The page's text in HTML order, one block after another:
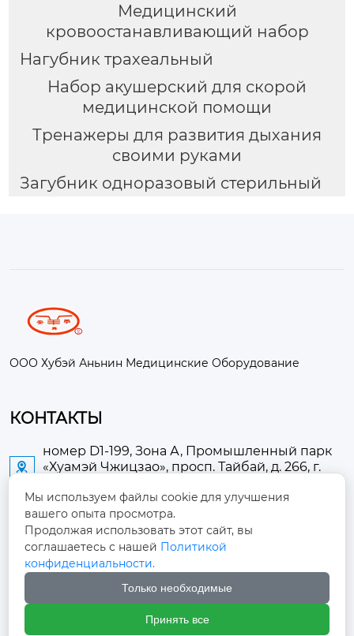
Медицинский
кровоостанавливающий набор
Нагубник трахеальный
Набор акушерский для скорой
медицинской помощи
Тренажеры для развития дыхания
своими руками
Загубник одноразовый стерильный
ООО Хубэй Аньнин Медицинские Оборудование
КОНТАКТЫ

номер D1-199, Зона А, Промышленный парк
«Хуамэй Чжицзао», просп. Тайбай, д. 266, г.
 2673889948@qq.com
+86-13705274289
+86-19084124289
Мы используем файлы cookie для улучшения
вашего опыта просмотра.
Продолжая использовать этот сайт, вы
соглашаетесь с нашей Политикой
конфиденциальности.
Только необходимые
Принять все